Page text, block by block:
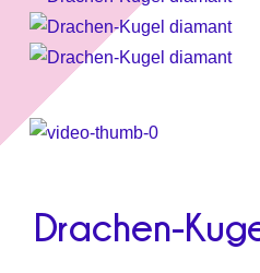
Drachen-